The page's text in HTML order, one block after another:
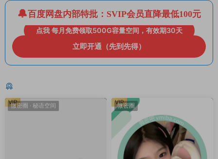
百度网盘内部特批：SVIP会员直降最低100元
点我 每月免费领取500G容量空间，有效期30天
立即开通（先到先得）
微密圈 · 秘语空间
VIP 微密圈
VIP